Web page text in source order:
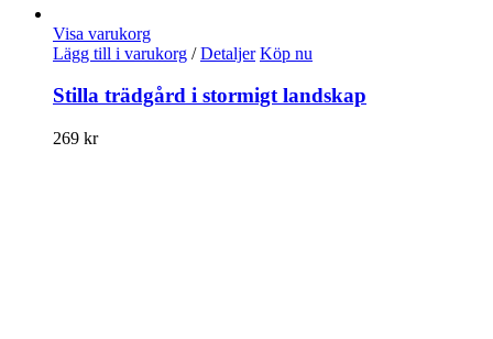
Visa varukorg
Lägg till i varukorg / Detaljer Köp nu
Stilla trädgård i stormigt landskap
269 kr